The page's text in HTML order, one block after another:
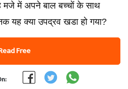
मजे में अपने बाल बच्चों के साथ
यह क्या उपद्रव खडा हो गया?
Free